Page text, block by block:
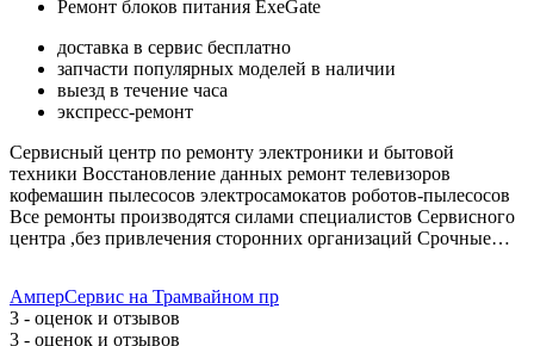
Ремонт блоков питания ExeGate
доставка в сервис бесплатно
запчасти популярных моделей в наличии
выезд в течение часа
экспресс-ремонт
Сервисный центр по ремонту электроники и бытовой
техники Восстановление данных ремонт телевизоров
кофемашин пылесосов электросамокатов роботов-пылесосов
Все ремонты производятся силами специалистов Сервисного
центра ,без привлечения сторонних организаций Срочные…
АмперСервис на Трамвайном пр
3 - оценок и отзывов
3 - оценок и отзывов